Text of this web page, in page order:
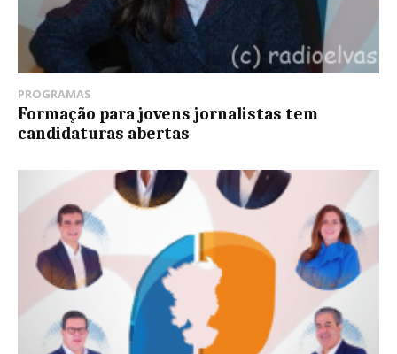
PROGRAMAS
Formação para jovens jornalistas tem
candidaturas abertas